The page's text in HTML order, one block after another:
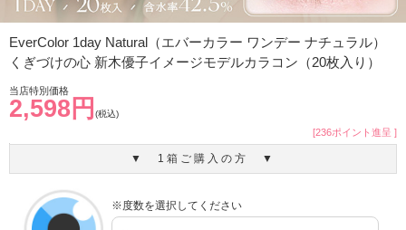
EverColor 1day Natural（エバーカラー ワンデー ナチュラル）
くぎづけの心 新木優子イメージモデルカラコン（20枚入り）
当店特別価格
2,598円 (税込)
[236ポイント進呈 ]
▼ 1箱ご購入の方 ▼
※度数を選択してください